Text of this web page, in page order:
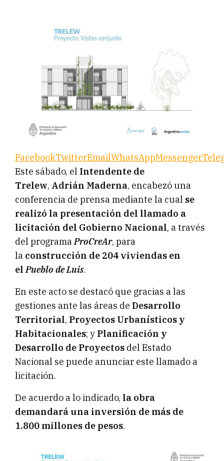
FacebookTwitterEmailWhatsAppMessenger
Este sábado, el Intendente de
Trelew, Adrián Maderna, encabezó una
conferencia de prensa mediante la cual se
realizó la presentación del llamado a
licitación del Gobierno Nacional, a través
del programaProCreAr, para
la construcción de 204 viviendas en
elPueblo de Luis.
En este acto se destacó que gracias a las
gestiones ante las áreas de Desarrollo
Territorial, Proyectos Urbanísticos y
Habitacionales; y Planificación y
Desarrollo de Proyectos del Estado
Nacional se puede anunciar este llamado a
licitación.
De acuerdo a lo indicado, la obra
demandará una inversión de más de
1.800 millones de pesos.